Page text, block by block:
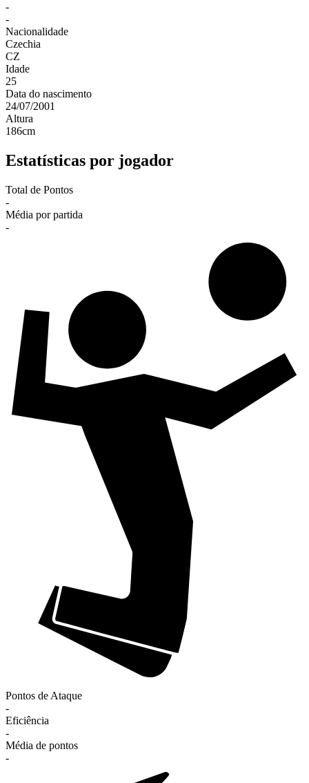
-
-
Nacionalidade
Czechia
CZ
Idade
25
Data do nascimento
24/07/2001
Altura
186cm
Estatísticas por jogador
Total de Pontos
-
Média por partida
-
Pontos de Ataque
-
Eficiência
-
Média de pontos
-